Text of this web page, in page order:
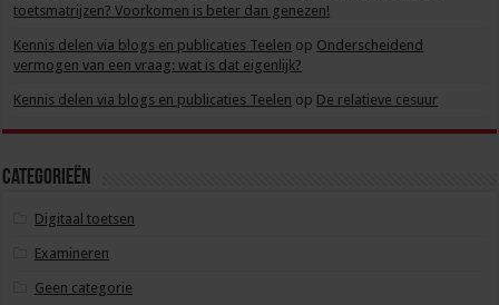
toetsmatrijzen? Voorkomen is beter dan genezen!
Kennis delen via blogs en publicaties Teelen op Onderscheidend
vermogen van een vraag: wat is dat eigenlijk?
Kennis delen via blogs en publicaties Teelen op De relatieve cesuur
Categorieën
Digitaal toetsen
Examineren
Geen categorie